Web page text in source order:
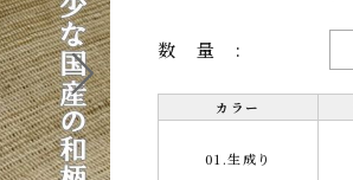
数量:
カラー
01.生成り